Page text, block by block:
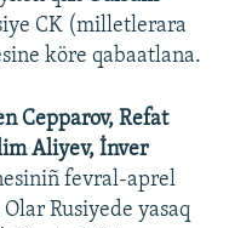
CK (milletlerara
köre qabaatlana.
Cepparov, Refat
Aliyev, İnver
fevral-aprel
Rusiyede yasaq